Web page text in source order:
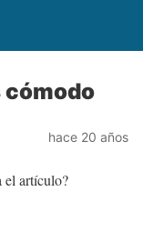
cómodo
hace 20 años
el artículo?